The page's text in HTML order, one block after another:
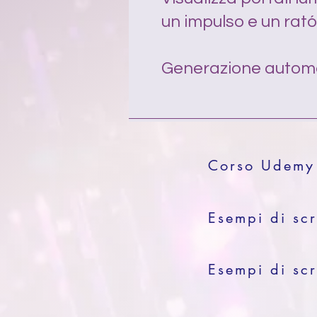
un impulso e un
Generazione
Corso
Esempi di